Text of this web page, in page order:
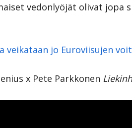
vedonlyöjät olivat jopa
veikataan jo Euroviisujen
x Pete Parkkonen